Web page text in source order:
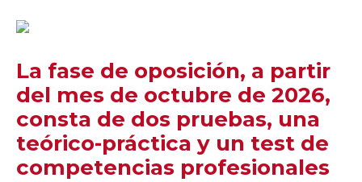
La fase de oposición, a partir
del mes de octubre de 2026,
consta de dos pruebas, una
teórico-práctica y un test de
competencias profesionales